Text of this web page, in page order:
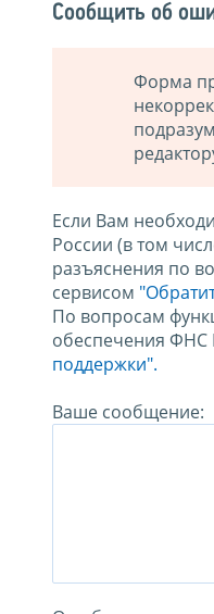
Сообщить об
Форма
Если Вам
России (в том
разъяснения по
сервисом
По вопросам
обеспечения ФНС
поддержки".
Ваше сообщение: